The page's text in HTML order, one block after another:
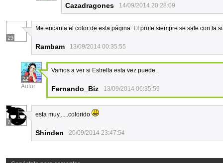
Cazadragones 14/09/2014 20:28:09
29
Me encanta el color de esta página. El profe siempre se sale con la
Rambam 13/09/2014 00:35:55
22
Autor
Vamos a ver si Estrella esta vez puede.
Fernando_Biz 13/09/2014 06:35:59
7
esta muy......colorido
Shinden 20/09/2014 23:47:54